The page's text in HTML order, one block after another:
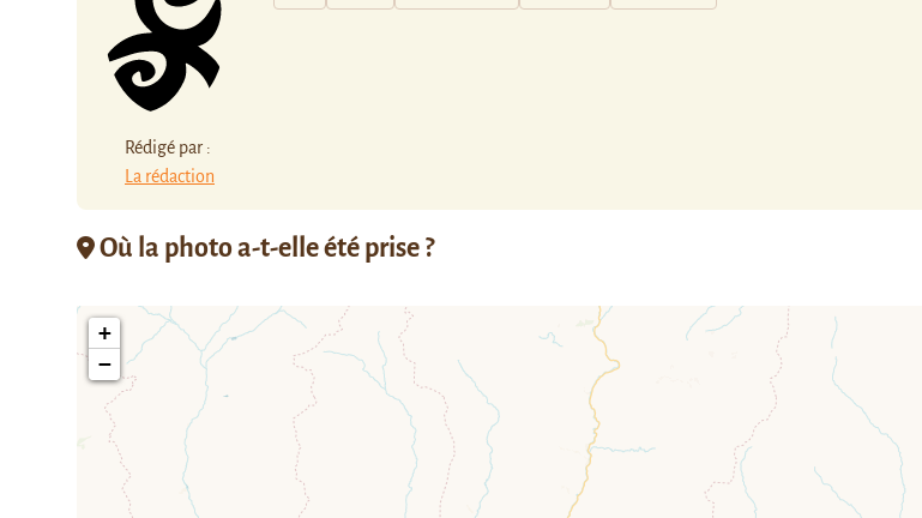
Rédigé par :
La rédaction
Où la photo a-t-elle été prise ?
+
−